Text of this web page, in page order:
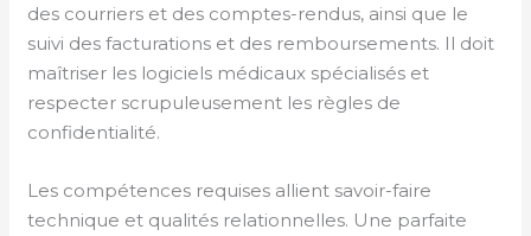
des courriers et des comptes-rendus, ainsi que le
suivi des facturations et des remboursements. Il doit
maîtriser les logiciels médicaux spécialisés et
respecter scrupuleusement les règles de
confidentialité.
Les compétences requises allient savoir-faire
technique et qualités relationnelles. Une parfaite